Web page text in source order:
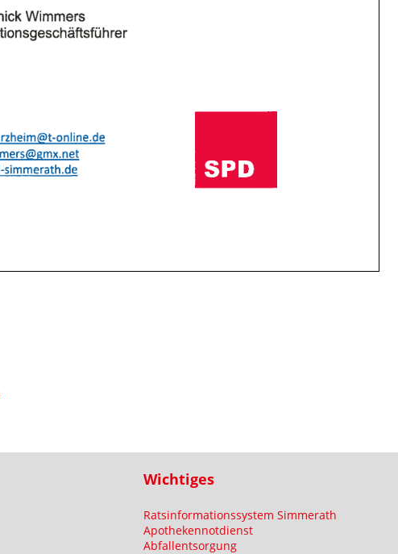
Wichtiges
Ratsinformationssystem Simmerath
Apothekennotdienst
Abfallentsorgung